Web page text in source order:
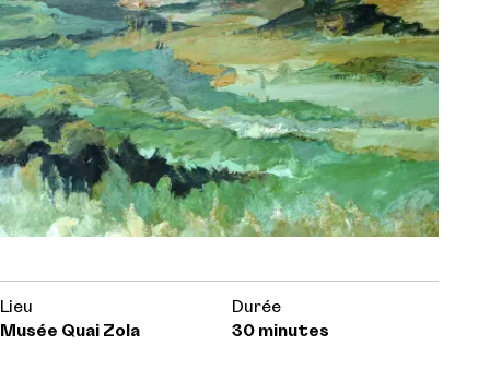
Lieu
Musée Quai Zola
Durée
30 minutes